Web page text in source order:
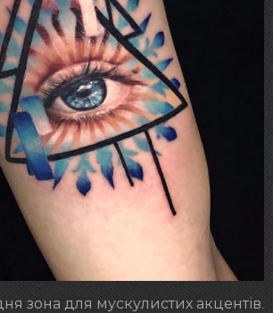
зона для мускулистих акцентів.